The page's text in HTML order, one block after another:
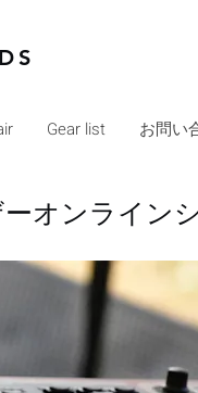
Gear list お問い
オンライン